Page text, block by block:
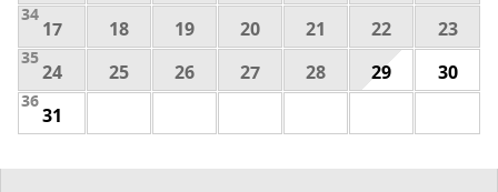
34
17 18 19 20 21 22 23
35
24 25 26 27 28 29 30
36
31